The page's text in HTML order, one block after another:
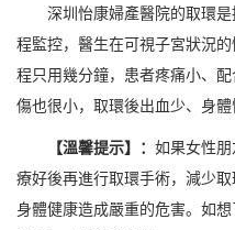
深圳怡康婦產醫院的取環
程監控，醫生在可視子宮狀況
程只用幾分鐘，患者疼痛小、
傷也很小，取環後出血少、身體
【溫馨提示】： 如果女性
療好後再進行取環手術，減少
身體健康造成嚴重的危害。如